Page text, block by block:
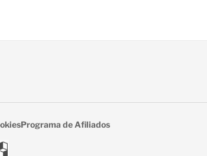
Programa de Afiliados